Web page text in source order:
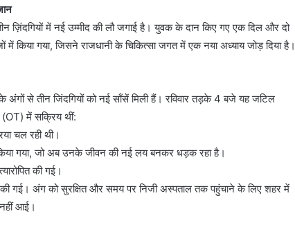
में नई उम्मीद की लौ जगाई है। युवक के दान किए गए एक दिल और दो
में किया गया, जिसने राजधानी के चिकित्सा जगत में एक नया अध्याय जोड़ दिया है।
अंगों से तीन जिंदगियों को नई साँसें मिली हैं। रविवार तड़के 4 बजे यह जटिल
(OT) में सक्रिय थीं:
चल रही थी।
गया, जो अब उनके जीवन की नई लय बनकर धड़क रहा है।
की गई।
गई। अंग को सुरक्षित और समय पर निजी अस्पताल तक पहुंचाने के लिए शहर में
नहीं आई।